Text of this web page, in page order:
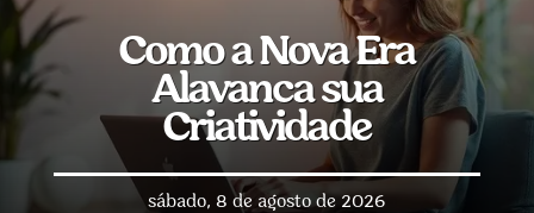
Como a Nova Era
Alavanca sua
Criatividade
sábado, 8 de agosto de 2026